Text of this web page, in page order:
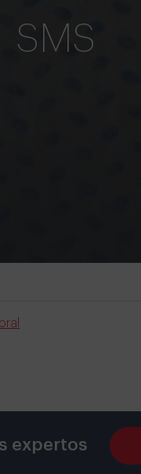
SMS
expertos